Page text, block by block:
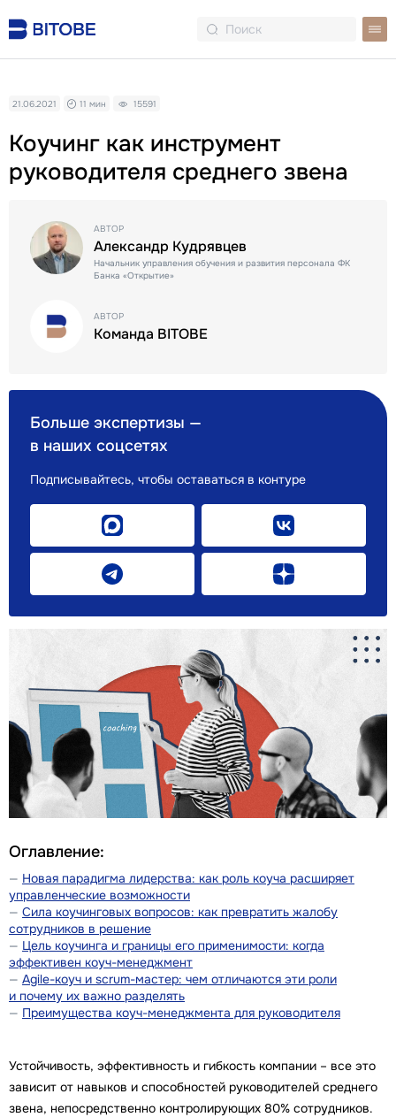
Коучинг как инструмент
руководителя среднего звена
21.06.2021 11 мин 15591
Оглавление:
Новая парадигма лидерства: как роль коуча расширяет
управленческие возможности
Сила коучинговых вопросов: как превратить жалобу
сотрудников в решение
Цель коучинга и границы его применимости: когда
эффективен коуч-менеджмент
Agile-коуч и scrum-мастер: чем отличаются эти роли
и почему их важно разделять
Преимущества коуч-менеджмента для руководителя
Устойчивость, эффективность и гибкость компании – все это
зависит от навыков и способностей руководителей среднего
звена, непосредственно контролирующих 80% сотрудников.
Больше экспертизы —
в наших соцсетях
Подписывайтесь, чтобы оставаться в контуре
АВТОР
Александр Кудрявцев
Начальник управления обучения и развития персонала ФК
Банка «Открытие»
АВТОР
Команда BITOBE